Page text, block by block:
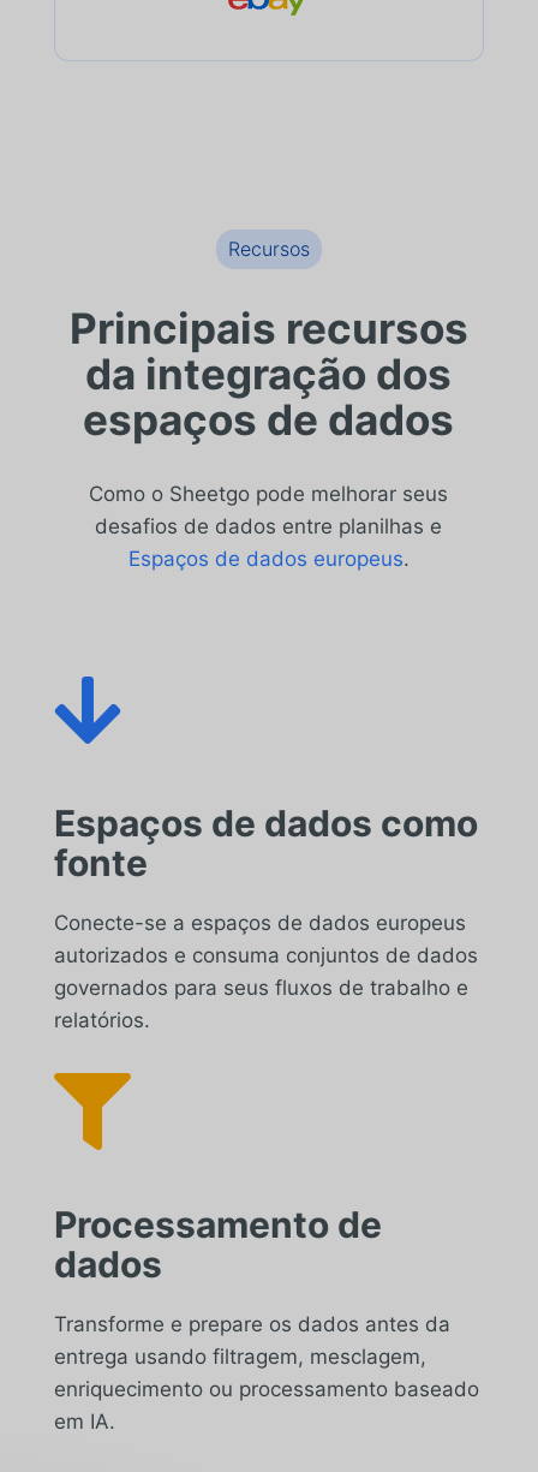
Recursos
Principais recursos
da integração dos
espaços de dados
Como o Sheetgo pode melhorar seus
desafios de dados entre planilhas e
Espaços de dados europeus.

Espaços de dados como
fonte
Conecte-se a espaços de dados europeus
autorizados e consuma conjuntos de dados
governados para seus fluxos de trabalho e
relatórios.

Processamento de
dados
Transforme e prepare os dados antes da
entrega usando filtragem, mesclagem,
enriquecimento ou processamento baseado
em IA.